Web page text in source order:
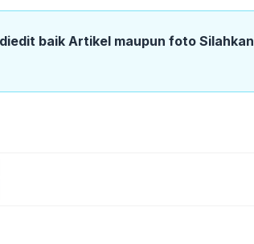
baik Artikel maupun foto Silahkan